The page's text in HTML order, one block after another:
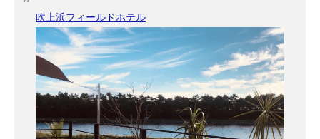
吹上浜フィールドホテル